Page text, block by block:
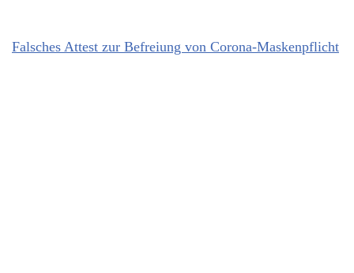
Falsches Attest zur Befreiung von Corona-Maskenpflicht